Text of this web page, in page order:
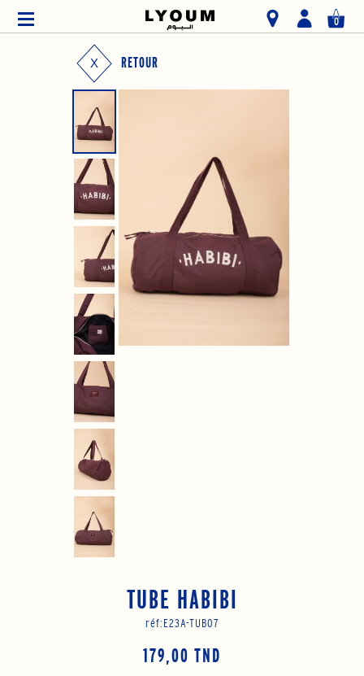
0
RETOUR
TUBE HABIBI
réf:E23A-TUB07
179,00 TND